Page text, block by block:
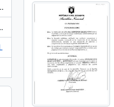
ANTON
MANCERO